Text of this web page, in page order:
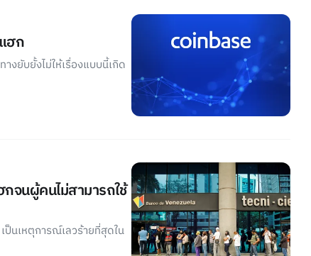
ฮก
งยับยั้งไม่ให้เรื่องแบบนี้เกิด
จนผู้คนไม่สามารถใช้
ป็นเหตุการณ์เลวร้ายที่สุดใน